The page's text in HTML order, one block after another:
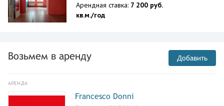
Арендная ставка: 7 200 руб.
кв.м./год
Возьмем в аренду Добавить
АРЕНДА
Francesco Donni